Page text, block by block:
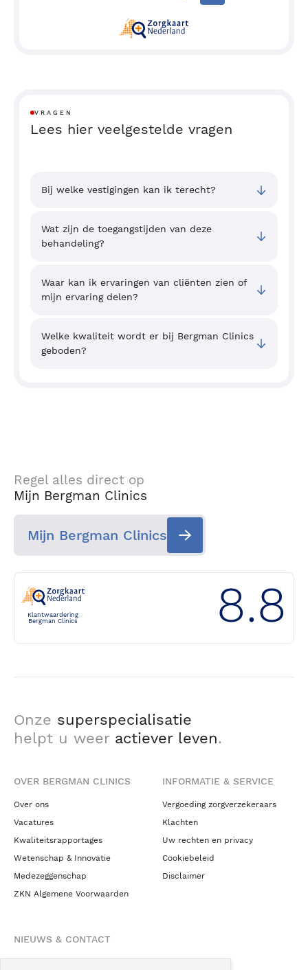
VRAGEN
Lees hier veelgestelde vragen
Bij welke vestigingen kan ik terecht?
Wat zijn de toegangstijden van deze
behandeling?
Waar kan ik ervaringen van cliënten zien of
mijn ervaring delen?
Welke kwaliteit wordt er bij Bergman Clinics
geboden?
Regel alles direct op
Mijn Bergman Clinics
Mijn Bergman Clinics
Klantwaardering
Bergman Clinics
8.8
Onze superspecialisatie
helpt u weer actiever leven.
OVER BERGMAN CLINICS
Over ons
Vacatures
Kwaliteitsrapportages
Wetenschap & Innovatie
Medezeggenschap
ZKN Algemene Voorwaarden
INFORMATIE & SERVICE
Vergoeding zorgverzekeraars
Klachten
Uw rechten en privacy
Cookiebeleid
Disclaimer
NIEUWS & CONTACT